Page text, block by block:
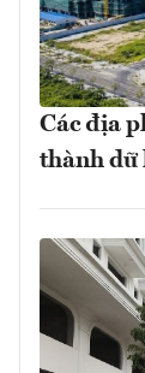
Các địa
thành dữ